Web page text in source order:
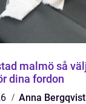
så väljer du
dina fordon
Anna Bergqvist